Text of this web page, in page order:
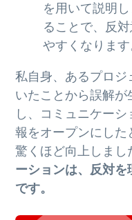
を用いて説明
ることで、反
やすくなります
私自身、あるプロジ
いたことから誤解
し、コミュニケー
報をオープンにし
驚くほど向上しまし
ーションは、反対
です。